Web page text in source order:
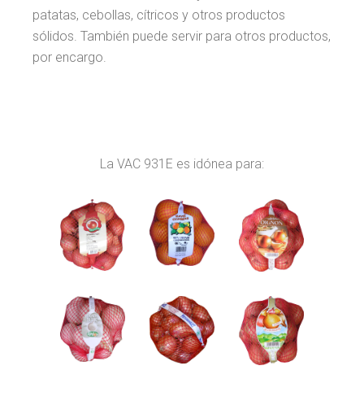
patatas, cebollas, cítricos y otros productos
sólidos. También puede servir para otros productos,
por encargo.
La VAC 931E es idónea para: